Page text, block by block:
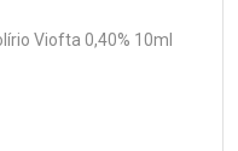
Viofta 0,40% 10ml